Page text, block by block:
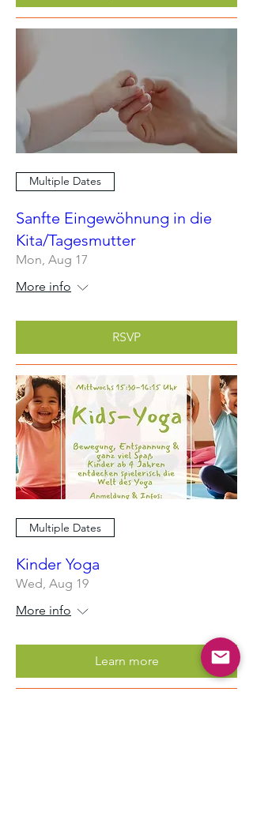
Multiple Dates
Sanfte Eingewöhnung in die
Kita/Tagesmutter
Mon, Aug 17
More info
RSVP
Multiple Dates
Kinder Yoga
Wed, Aug 19
More info
Learn more